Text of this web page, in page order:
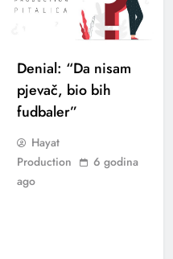
Denial: “Da nisam
pjevač, bio bih
fudbaler”
Hayat
Production
6 godina
ago